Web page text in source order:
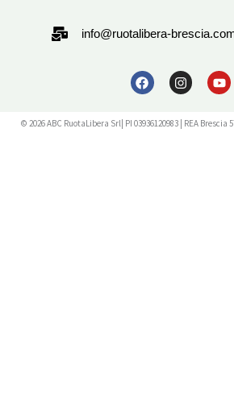
info@ruotalibera-
F
a
e
b
I
n
t
a
Y
o
t
u
© 2026 ABC RuotaLibera Srl| PI 03936120983 | REA Brescia